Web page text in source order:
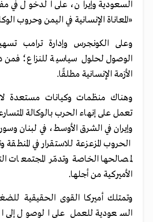
السعودية وإيران، على الدخول في
«المعاناة الإنسانية في اليمن وحروب
وعلى الكونجرس وإدارة ترامب
الوصول لحلول سياسية للنزاع؛ فمن
الأزمة الإنسانية مطلقًا.
وهناك منظمات وكيانات مستعدة
تعمل على إنهاء الحرب بالوكالة
وإيران في الشرق الأوسط، في لبنان
الحروب المزعزعة للاستقرار في
لمصالحها الخاصة وتدمّر المجتمعات
الأميركية من أجلها.
وتمتلك أميركا القوى الحقيقية
السعودية للعمل على الوصول إلى